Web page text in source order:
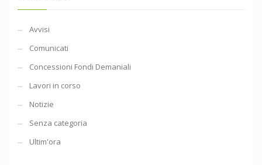
Avvisi
Comunicati
Concessioni Fondi Demaniali
Lavori in corso
Notizie
Senza categoria
Ultim'ora